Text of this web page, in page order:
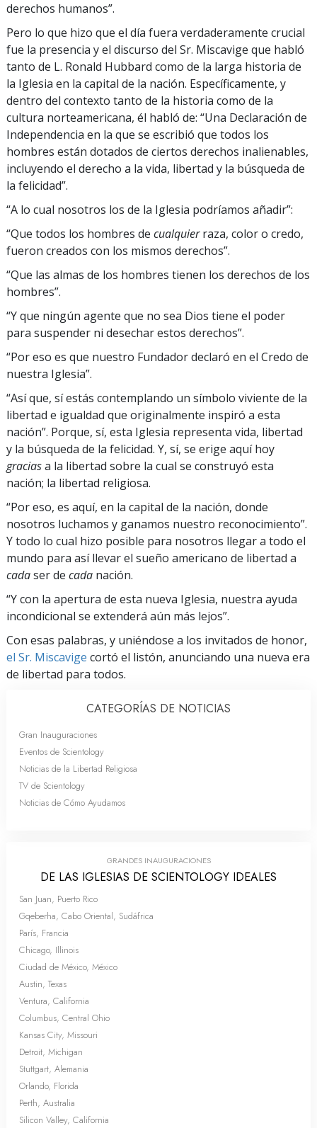
derechos humanos”.
Pero lo que hizo que el día fuera verdaderamente crucial
fue la presencia y el discurso del Sr. Miscavige que habló
tanto de L. Ronald Hubbard como de la larga historia de
la Iglesia en la capital de la nación. Específicamente, y
dentro del contexto tanto de la historia como de la
cultura norteamericana, él habló de: “Una Declaración de
Independencia en la que se escribió que todos los
hombres están dotados de ciertos derechos inalienables,
incluyendo el derecho a la vida, libertad y la búsqueda de
la felicidad”.
“A lo cual nosotros los de la Iglesia podríamos añadir”:
“Que todos los hombres de cualquierraza, color o credo,
fueron creados con los mismos derechos”.
“Que las almas de los hombres tienen los derechos de los
hombres”.
“Y que ningún agente que no sea Dios tiene el poder
para suspender ni desechar estos derechos”.
“Por eso es que nuestro Fundador declaró en el Credo de
nuestra Iglesia”.
“Así que, sí estás contemplando un símbolo viviente de la
libertad e igualdad que originalmente inspiró a esta
nación”. Porque, sí, esta Iglesia representa vida, libertad
y la búsqueda de la felicidad. Y, sí, se erige aquí hoy
graciasa la libertad sobre la cual se construyó esta
nación; la libertad religiosa.
“Por eso, es aquí, en la capital de la nación, donde
nosotros luchamos y ganamos nuestro reconocimiento”.
Y todo lo cual hizo posible para nosotros llegar a todo el
mundo para así llevar el sueño americano de libertad a
cadaser de cada nación.
“Y con la apertura de esta nueva Iglesia, nuestra ayuda
incondicional se extenderá aún más lejos”.
Con esas palabras, y uniéndose a los invitados de honor,
el Sr. Miscavige cortó el listón, anunciando una nueva era
de libertad para todos.
CATEGORÍAS DE NOTICIAS
Gran Inauguraciones
Eventos de Scientology
Noticias de la Libertad Religiosa
TV de Scientology
Noticias de Cómo Ayudamos
GRANDES INAUGURACIONES
DE LAS IGLESIAS DE SCIENTOLOGY IDEALES
San Juan, Puerto Rico
Gqeberha, Cabo Oriental, Sudáfrica
París, Francia
Chicago, Illinois
Ciudad de México, México
Austin, Texas
Ventura, California
Columbus, Central Ohio
Kansas City, Missouri
Detroit, Michigan
Stuttgart, Alemania
Orlando, Florida
Perth, Australia
Silicon Valley, California